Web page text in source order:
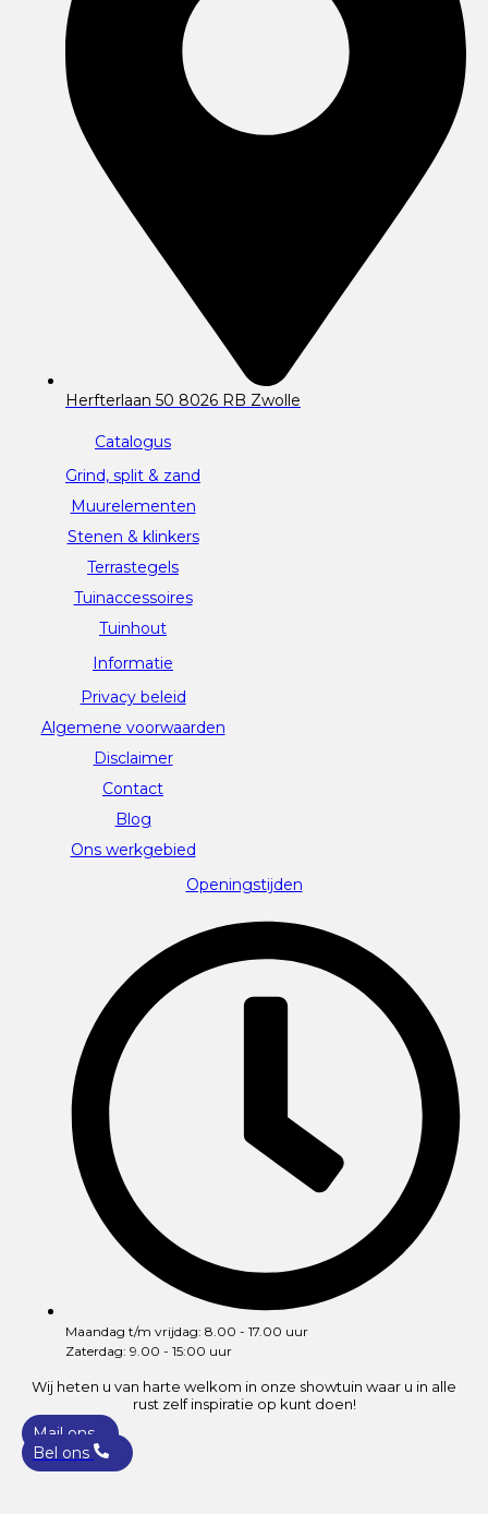
Herfterlaan 50 8026 RB Zwolle
Catalogus
Grind, split & zand
Muurelementen
Stenen & klinkers
Terrastegels
Tuinaccessoires
Tuinhout
Informatie
Privacy beleid
Algemene voorwaarden
Disclaimer
Contact
Blog
Ons werkgebied
Openingstijden
Maandag t/m vrijdag: 8.00 - 17.00 uur
Zaterdag: 9.00 - 15:00 uur
Wij heten u van harte welkom in onze showtuin waar u in alle
rust zelf inspiratie op kunt doen!
Mail ons
Bel ons